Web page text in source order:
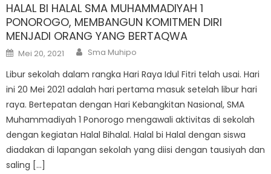
HALAL BI HALAL SMA MUHAMMADIYAH 1
PONOROGO, MEMBANGUN KOMITMEN DIRI
MENJADI ORANG YANG BERTAQWA
Posted
on
Mei 20, 2021 Author
Sma Muhipo
Libur sekolah dalam rangka Hari Raya Idul Fitri telah usai. Hari
ini 20 Mei 2021 adalah hari pertama masuk setelah libur hari
raya. Bertepatan dengan Hari Kebangkitan Nasional, SMA
Muhammadiyah 1 Ponorogo mengawali aktivitas di sekolah
dengan kegiatan Halal Bihalal. Halal bi Halal dengan siswa
diadakan di lapangan sekolah yang diisi dengan tausiyah dan
saling […]